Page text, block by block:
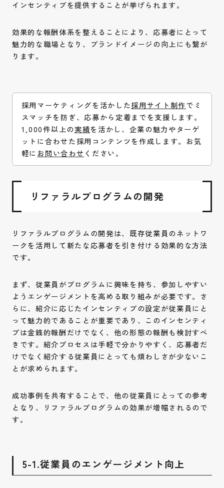
お問い合わせ
Contact
Instagram Privacy Policy
インセンティブを提供することが挙げられます。
効果的な報酬体系を整えることにより、応募者にとって
魅力的な職場となり、ブランドイメージの向上にも繋が
ります。
採用マーケティングを活かした採用サイト制作でミ
スマッチを防ぎ、応募から定着までを支援します。
1,000件以上の実績を活かし、企業の魅力やターゲ
ットに合わせた採用コンテンツを作成します。お気
軽に お問い合わせください。
リファラルプログラムの開発
リファラルプログラムの開発は、既存従業員のネットワ
ークを活用して新たな応募者を引き付ける効果的な方法
です。
まず、従業員がプログラムに興味を持ち、参加しやすい
ようエンゲージメントを高める取り組みが必要です。さ
らに、紹介に応じたインセンティブの設定が従業員にと
って魅力的であることが重要であり、このインセンティ
ブは金銭的報酬だけでなく、他の形態の報酬も検討すべ
きです。紹介プロセスは手軽で分かりやすく、応募者だ
けでなく紹介する従業員にとっても煩わしさが少ないこ
とが求められます。
成功事例を共有することで、他の従業員にとっての参考
となり、リファラルプログラムの効果が増幅されるので
す。
5-1.従業員のエンゲージメント向上